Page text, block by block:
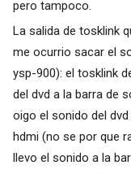
pero tampoco.
La salida de tosklink
me ocurrio sacar el
ysp-900): el tosklink
del dvd a la barra de
oigo el sonido del
hdmi (no se por que
llevo el sonido a la